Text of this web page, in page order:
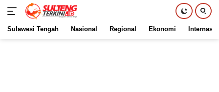
Sulawesi Tengah Nasional Regional Ekonomi